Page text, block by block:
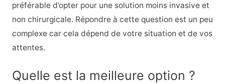
préférable d’opter pour une solution moins invasive et
non chirurgicale. Répondre à cette question est un peu
complexe car cela dépend de votre situation et de vos
attentes.
Quelle est la meilleure option ?